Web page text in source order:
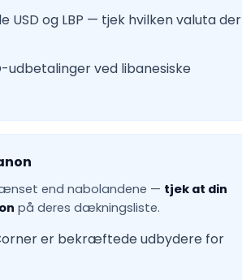
og LBP — tjek hvilken valuta der
udbetalinger ved libanesiske
end nabolandene — tjek at din
på deres dækningsliste.
er bekræftede udbydere for